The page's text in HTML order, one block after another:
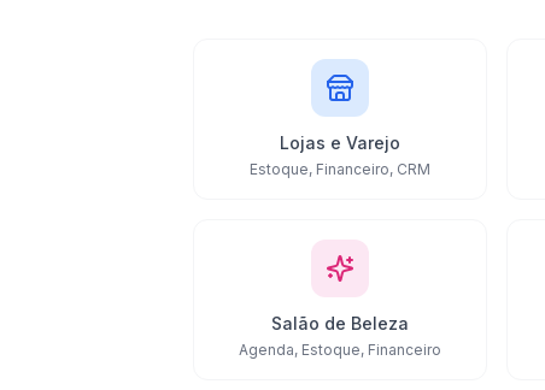
Lojas e Varejo
Estoque, Financeiro, CRM
Salão de Beleza
Agenda, Estoque, Financeiro